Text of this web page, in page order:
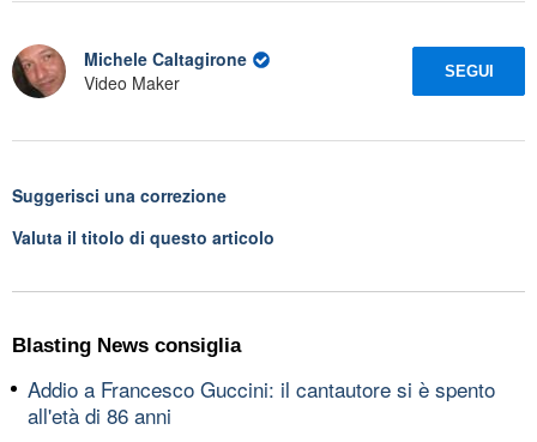
Michele Caltagirone
Video Maker
SEGUI
Suggerisci una correzione
Valuta il titolo di questo articolo
Blasting News consiglia
Addio a Francesco Guccini: il cantautore si è spento
all'età di 86 anni